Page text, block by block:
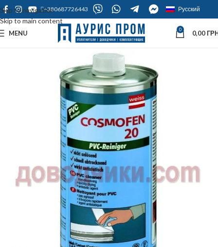
Skip to navigation
Skip to main content
+380687726443 Русский
MENU 0 0,00